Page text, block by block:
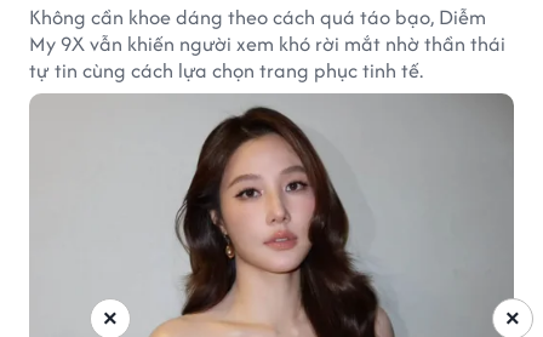
Không cần khoe dáng theo cách quá táo bạo, Diễm
My 9X vẫn khiến người xem khó rời mắt nhờ thần thái
tự tin cùng cách lựa chọn trang phục tinh tế.
×
×